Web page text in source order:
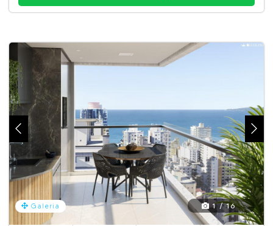
Galeria 1 / 16